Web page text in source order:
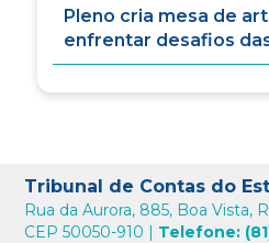
Pleno cria mesa de
enfrentar desafios
Tribunal de Contas do
Rua da Aurora, 885, Boa Vista,
CEP 50050-910 | Telefone: